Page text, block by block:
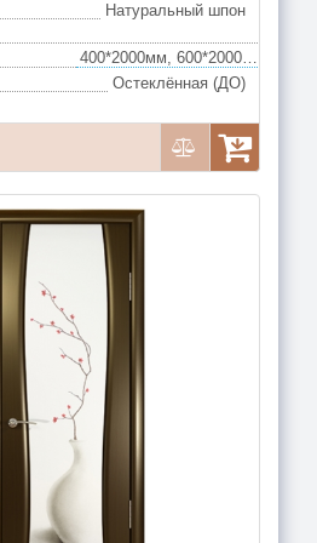
Натуральный шпон
400*2000мм, 600*2000мм, 700*2000мм, 800*2000мм
Остеклённая (ДО)